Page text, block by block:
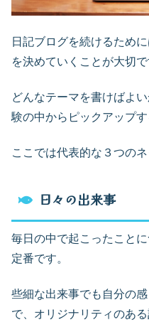
日記ブログを続けるため
を決めていくことが大切で
どんなテーマを書けばよ
験の中からピックアップす
ここでは代表的な３つの
日々の出来事
毎日の中で起こったこと
定番です。
些細な出来事でも自分の
で、オリジナリティのあ